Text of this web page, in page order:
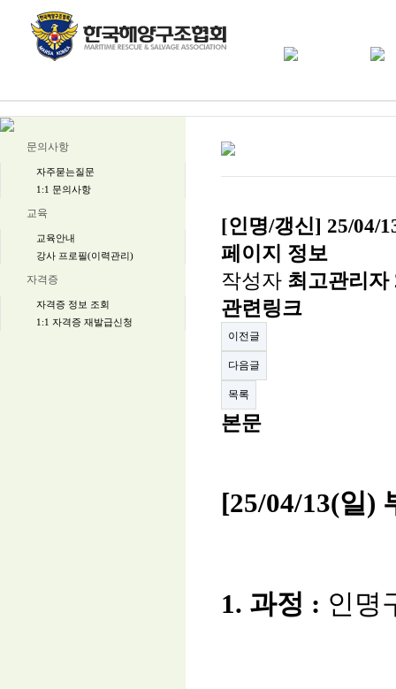
문의사항
자주묻는질문
1:1 문의사항
교육
교육안내
강사 프로필(이력관리)
자격증
자격증 정보 조회
1:1 자격증 재발급신청
[인명/갱신] 25/04/
페이지 정보
작성자 최고관리자
관련링크
이전글
다음글
목록
본문
[25/04/13(일)
1. 과정 : 인명